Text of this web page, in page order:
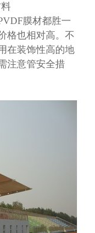
膜材都胜一
格也相对高。不
在装饰性高的地
注意管安全措